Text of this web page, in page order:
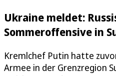
Ukraine meldet:
Sommeroffensive in
Kremlchef Putin hatte
Armee in der Grenzregion